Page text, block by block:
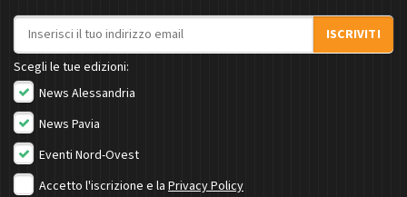
Indirizzo email
ISCRIVITI
Scegli le tue edizioni:
News Alessandria
News Pavia
Eventi Nord-Ovest
Accetto l'iscrizione e la Privacy Policy